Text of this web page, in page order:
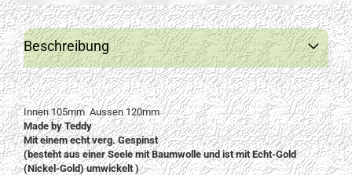
Beschreibung
Innen 105mm Aussen 120mm
Made by Teddy
Mit einem echt verg. Gespinst
(besteht aus einer Seele mit Baumwolle und ist mit Echt-Gold
(Nickel-Gold) umwickelt )